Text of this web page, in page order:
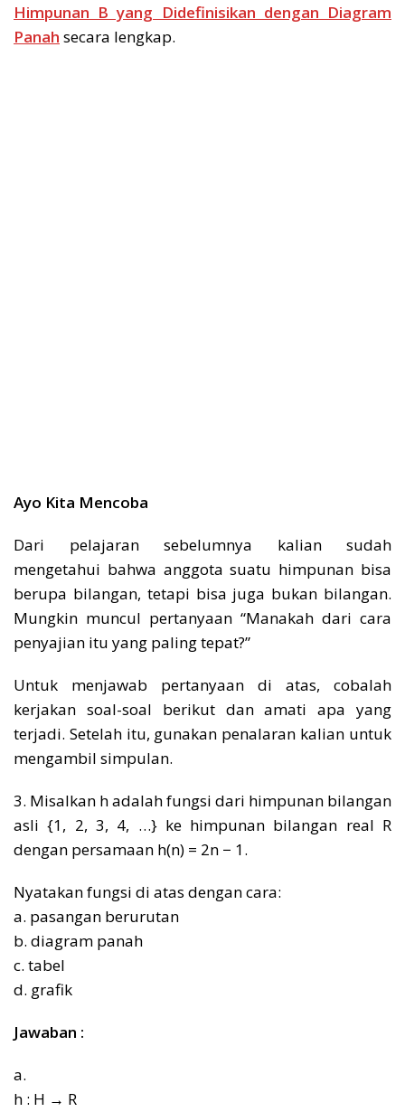
Himpunan B yang Didefinisikan dengan Diagram
Panah secara lengkap.
Ayo Kita Mencoba
Dari pelajaran sebelumnya kalian sudah
mengetahui bahwa anggota suatu himpunan bisa
berupa bilangan, tetapi bisa juga bukan bilangan.
Mungkin muncul pertanyaan “Manakah dari cara
penyajian itu yang paling tepat?”
Untuk menjawab pertanyaan di atas, cobalah
kerjakan soal-soal berikut dan amati apa yang
terjadi. Setelah itu, gunakan penalaran kalian untuk
mengambil simpulan.
3. Misalkan h adalah fungsi dari himpunan bilangan
asli {1, 2, 3, 4, …} ke himpunan bilangan real R
dengan persamaan h(n) = 2n − 1.
Nyatakan fungsi di atas dengan cara:
a. pasangan berurutan
b. diagram panah
c. tabel
d. grafik
Jawaban :
a.
h : H → R